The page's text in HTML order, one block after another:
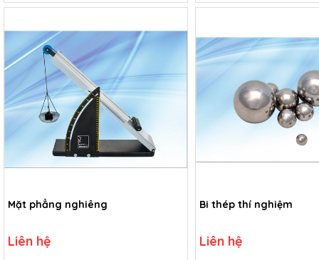
Mặt phẳng nghiêng
Liên hệ
Bi thép thí nghiệm
Liên hệ